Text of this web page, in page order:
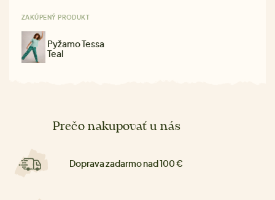
ZAKÚPENÝ PRODUKT
Pyžamo Tessa
Teal
Prečo nakupovať u nás
Doprava zadarmo nad 100 €